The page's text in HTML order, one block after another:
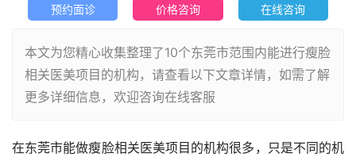
预约面诊 价格咨询 在线咨询
本文为您精心收集整理了10个东莞市范围内能进行瘦脸
相关医美项目的机构，请查看以下文章详情，如需了解
更多详细信息，欢迎咨询在线客服
在东莞市能做瘦脸相关医美项目的机构很多，只是不同的机